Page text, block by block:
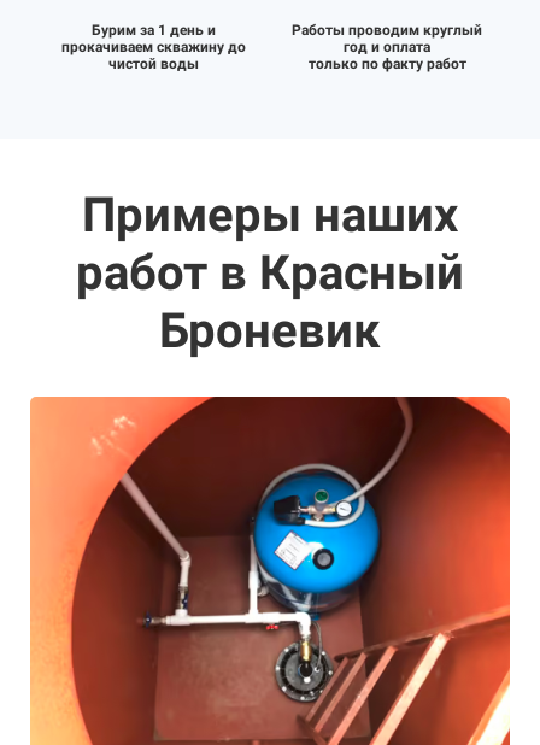
Бурим за 1 день и
прокачиваем скважину до
чистой воды
Работы проводим круглый
год и оплата
только по факту работ
Примеры наших
работ в Красный
Броневик